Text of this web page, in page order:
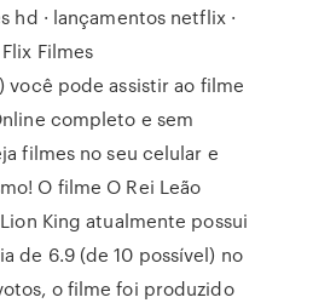
hd · lançamentos netflix ·
Filmes
você pode assistir ao filme
completo e sem
filmes no seu celular e
O filme O Rei Leão
King atualmente possui
de 6.9 (de 10 possível) no
o filme foi produzido